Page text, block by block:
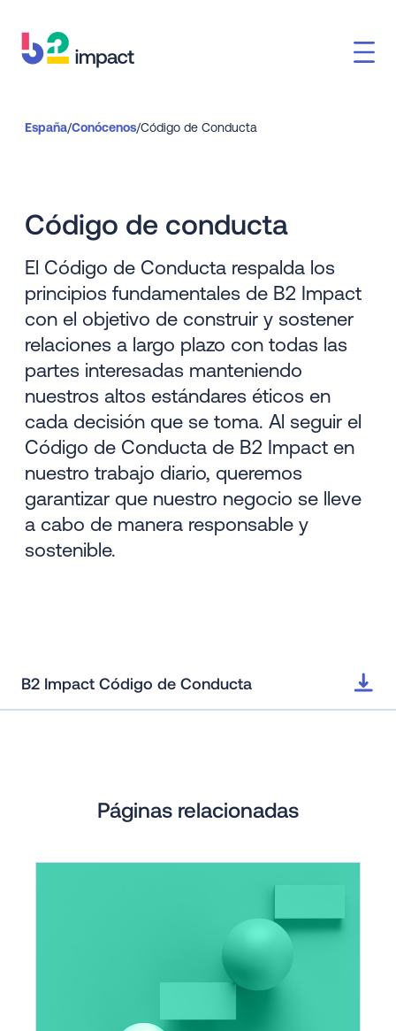
España/Conócenos/Código de Conducta
Código de conducta
El Código de Conducta respalda los
principios fundamentales de B2 Impact
con el objetivo de construir y sostener
relaciones a largo plazo con todas las
partes interesadas manteniendo
nuestros altos estándares éticos en
cada decisión que se toma. Al seguir el
Código de Conducta de B2 Impact en
nuestro trabajo diario, queremos
garantizar que nuestro negocio se lleve
a cabo de manera responsable y
sostenible.
B2 Impact Código de Conducta
Páginas relacionadas